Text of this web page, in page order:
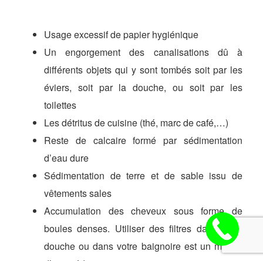
Usage excessif de papier hygiénique
Un engorgement des canalisations dû à
différents objets qui y sont tombés soit par les
éviers, soit par la douche, ou soit par les
toilettes
Les détritus de cuisine (thé, marc de café,…)
Reste de calcaire formé par sédimentation
d’eau dure
Sédimentation de terre et de sable issu de
vêtements sales
Accumulation des cheveux sous forme de
boules denses. Utiliser des filtres dans votre
douche ou dans votre baignoire est un moyen